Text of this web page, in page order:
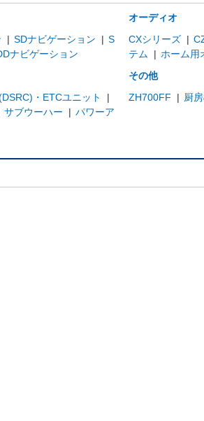
| SDナビゲーション | S
ナビゲーション
オーディオ
CXシリーズ |
テム
| ホーム用
・ETCユニット
|
サブウーハー | パワーア
その他
ZH700FF
| 厨